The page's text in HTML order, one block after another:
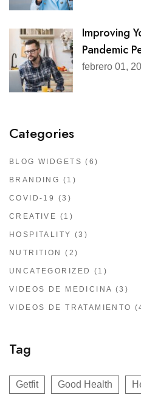
Improving
Pandemic
febrero 01,
Categories
BLOG WIDGETS (6)
BRANDING (1)
COVID-19 (3)
CREATIVE (1)
HOSPITALITY (3)
NUTRITION (2)
UNCATEGORIZED (1)
VIDEOS DE MEDICINA (3)
VIDEOS DE TRATAMIENTO
Tag
Getfit Good Health